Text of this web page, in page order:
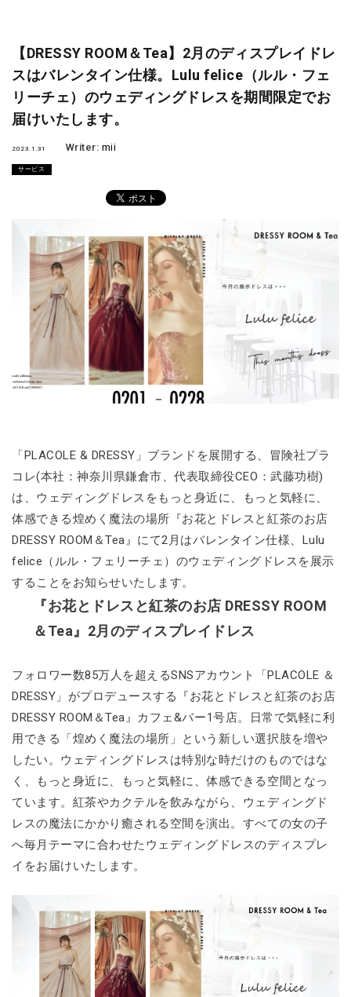
【DRESSY ROOM＆Tea】2月のディスプレイドレ
スはバレンタイン仕様。Lulu felice（ルル・フェ
リーチェ）のウェディングドレスを期間限定でお
届けいたします。
2023.1.31 Writer: mii
サービス
「PLACOLE & DRESSY」ブランドを展開する、冒険社プラ
コレ(本社：神奈川県鎌倉市、代表取締役CEO：武藤功樹)
は、ウェディングドレスをもっと身近に、もっと気軽に、
体感できる煌めく魔法の場所『お花とドレスと紅茶のお店
DRESSY ROOM＆Tea』にて2月はバレンタイン仕様、Lulu
felice（ルル・フェリーチェ）のウェディングドレスを展示
することをお知らせいたします。
『お花とドレスと紅茶のお店 DRESSY ROOM
＆Tea』2月のディスプレイドレス
フォロワー数85万人を超えるSNSアカウント「PLACOLE ＆
DRESSY」がプロデュースする『お花とドレスと紅茶のお店
DRESSY ROOM＆Tea』カフェ&バー1号店。日常で気軽に利
用できる「煌めく魔法の場所」という新しい選択肢を増や
したい。ウェディングドレスは特別な時だけのものではな
く、もっと身近に、もっと気軽に、体感できる空間となっ
ています。紅茶やカクテルを飲みながら、ウェディングド
レスの魔法にかかり癒される空間を演出。すべての女の子
へ毎月テーマに合わせたウェディングドレスのディスプレ
イをお届けいたします。